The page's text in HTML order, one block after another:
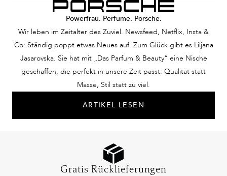
Powerfrau. Perfume. Porsche.
Wir leben im Zeitalter des Zuviel. Newsfeed, Netflix, Insta &
Co: Ständig poppt etwas Neues auf. Zum Glück gibt es Liljana
Jasarovska. Sie hat mit „Das Parfum & Beauty“ eine Nische
geschaffen, die perfekt in unsere Zeit passt: Qualität statt
Masse, Stil statt zu viel.
ARTIKEL LESEN
Gratis Rücklieferungen